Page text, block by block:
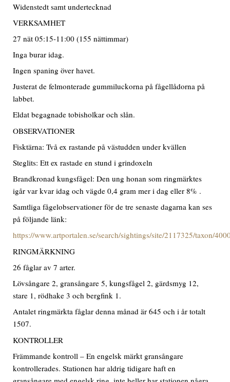
Widenstedt samt undertecknad
VERKSAMHET
27 nät 05:15-11:00 (155 nättimmar)
Inga burar idag.
Ingen spaning över havet.
Justerat de felmonterade gummiluckorna på fågellådorna på
labbet.
Eldat begagnade tobisholkar och slån.
OBSERVATIONER
Fisktärna: Två ex rastande på västudden under kvällen
Steglits: Ett ex rastade en stund i grindoxeln
Brandkronad kungsfågel: Den ung honan som ringmärktes
igår var kvar idag och vägde 0,4 gram mer i dag eller 8% .
Samtliga fågelobservationer för de tre senaste dagarna kan ses
på följande länk:
https://www.artportalen.se/search/sightings/site/2117325/taxon/
RINGMÄRKNING
26 fåglar av 7 arter.
Lövsångare 2, gransångare 5, kungsfågel 2, gärdsmyg 12,
stare 1, rödhake 3 och bergfink 1.
Antalet ringmärkta fåglar denna månad är 645 och i år totalt
1507.
KONTROLLER
Främmande kontroll – En engelsk märkt gransångare
kontrollerades. Stationen har aldrig tidigare haft en